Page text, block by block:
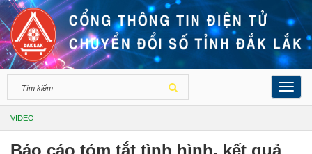
VIDEO
Báo cáo tóm tắt tình hình, kết quả